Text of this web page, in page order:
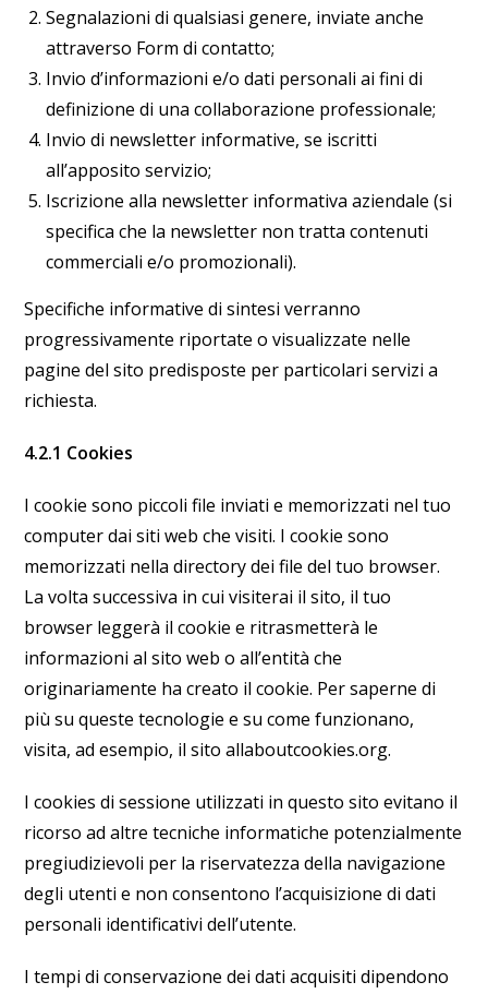
Segnalazioni di qualsiasi genere, inviate anche
attraverso Form di contatto;
Invio d’informazioni e/o dati personali ai fini di
definizione di una collaborazione professionale;
Invio di newsletter informative, se iscritti
all’apposito servizio;
Iscrizione alla newsletter informativa aziendale (si
specifica che la newsletter non tratta contenuti
commerciali e/o promozionali).
Specifiche informative di sintesi verranno
progressivamente riportate o visualizzate nelle
pagine del sito predisposte per particolari servizi a
richiesta.
4.2.1 Cookies
I cookie sono piccoli file inviati e memorizzati nel tuo
computer dai siti web che visiti. I cookie sono
memorizzati nella directory dei file del tuo browser.
La volta successiva in cui visiterai il sito, il tuo
browser leggerà il cookie e ritrasmetterà le
informazioni al sito web o all’entità che
originariamente ha creato il cookie. Per saperne di
più su queste tecnologie e su come funzionano,
visita, ad esempio, il sito allaboutcookies.org.
I cookies di sessione utilizzati in questo sito evitano il
ricorso ad altre tecniche informatiche potenzialmente
pregiudizievoli per la riservatezza della navigazione
degli utenti e non consentono l’acquisizione di dati
personali identificativi dell’utente.
I tempi di conservazione dei dati acquisiti dipendono